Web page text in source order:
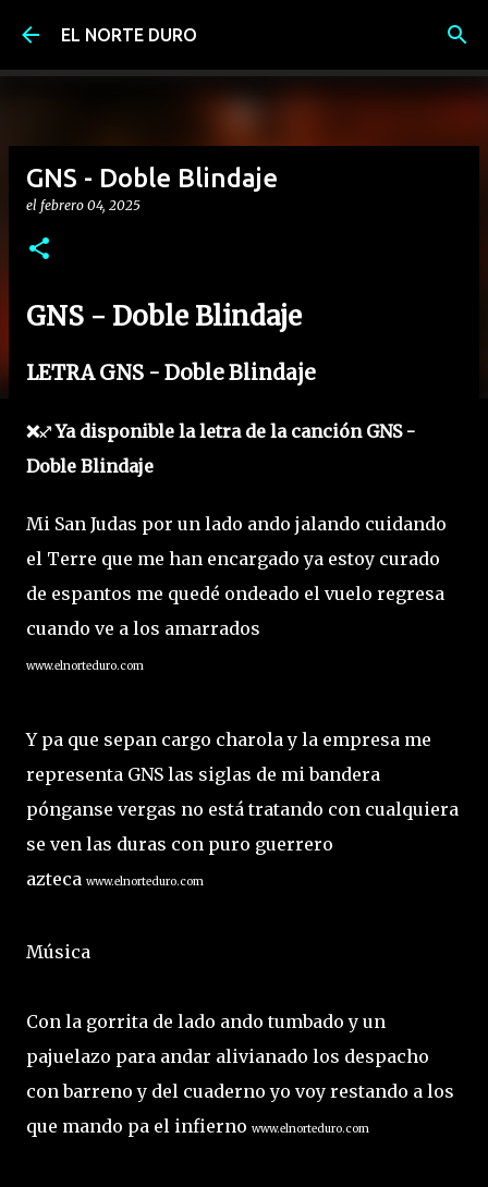
Ir al contenido principal
EL NORTE DURO
GNS - Doble Blindaje
el febrero 04, 2025
GNS - Doble Blindaje
LETRA GNS - Doble Blindaje
❌♐ Ya disponible la letra de la canción GNS -
Doble Blindaje
Mi San Judas por un lado ando jalando cuidando
el Terre que me han encargado ya estoy curado
de espantos me quedé ondeado el vuelo regresa
cuando ve a los amarrados
www.elnorteduro.com
Y pa que sepan cargo charola y la empresa me
representa GNS las siglas de mi bandera
pónganse vergas no está tratando con cualquiera
se ven las duras con puro guerrero
azteca www.elnorteduro.com
Música
Con la gorrita de lado ando tumbado y un
pajuelazo para andar alivianado los despacho
con barreno y del cuaderno yo voy restando a los
que mando pa el infierno www.elnorteduro.com